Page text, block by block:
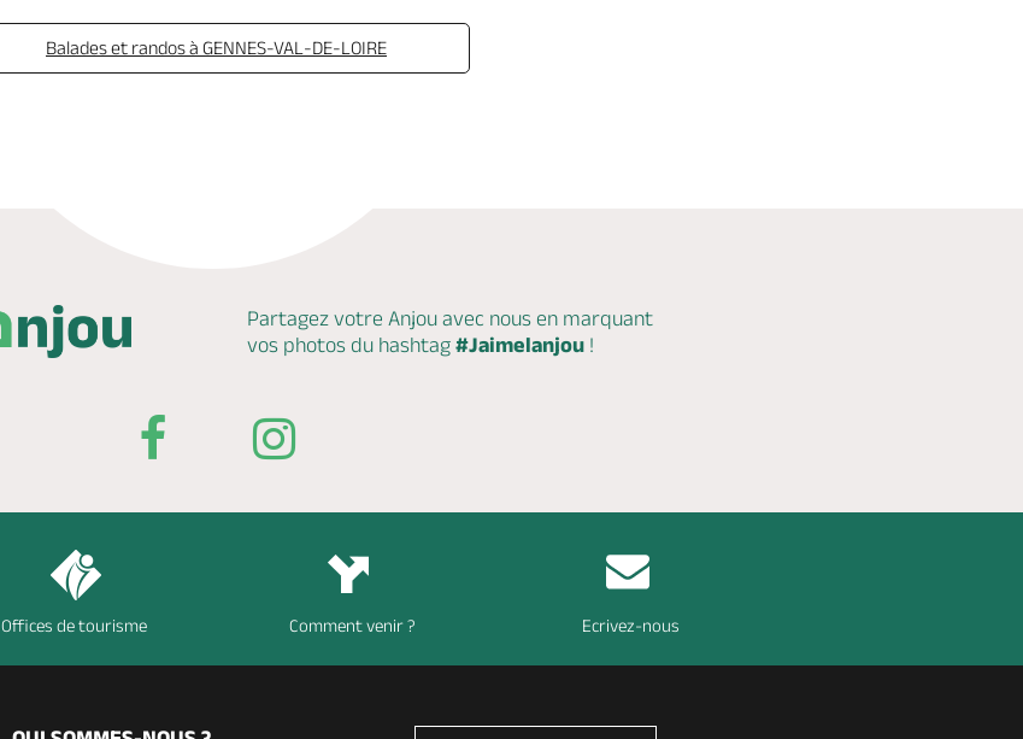
Balades et randos à GENNES-VAL-DE-LOIRE
Partagez votre Anjou avec nous en marquant
vos photos du hashtag #Jaimelanjou !
Offices de tourisme Comment venir ? Ecrivez-nous